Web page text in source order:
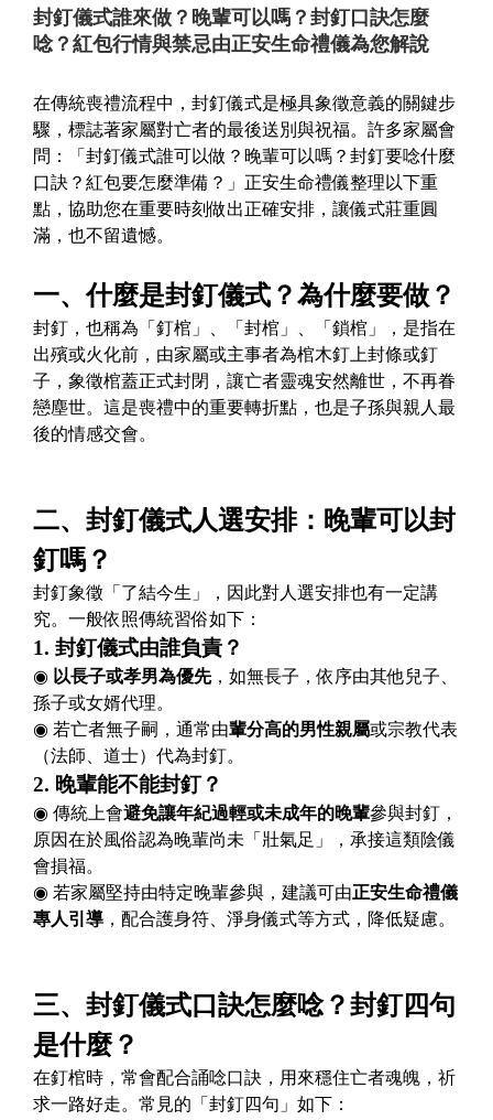
封釘儀式誰來做？晚輩可以嗎？封釘口訣怎麼
唸？紅包行情與禁忌由正安生命禮儀為您解說
在傳統喪禮流程中，封釘儀式是極具象徵意義的關鍵步
驟，標誌著家屬對亡者的最後送別與祝福。許多家屬會
問：「封釘儀式誰可以做？晚輩可以嗎？封釘要唸什麼
口訣？紅包要怎麼準備？」正安生命禮儀整理以下重
點，協助您在重要時刻做出正確安排，讓儀式莊重圓
滿，也不留遺憾。
一、什麼是封釘儀式？為什麼要做？
封釘，也稱為「釘棺」、「封棺」、「鎖棺」，是指在
出殯或火化前，由家屬或主事者為棺木釘上封條或釘
子，象徵棺蓋正式封閉，讓亡者靈魂安然離世，不再眷
戀塵世。這是喪禮中的重要轉折點，也是子孫與親人最
後的情感交會。
二、封釘儀式人選安排：晚輩可以封
釘嗎？
封釘象徵「了結今生」，因此對人選安排也有一定講
究。一般依照傳統習俗如下：
1.封釘儀式由誰負責？
◉ 以長子或孝男為優先，如無長子，依序由其他兒子、
孫子或女婿代理。
◉ 若亡者無子嗣，通常由輩分高的男性親屬或宗教代表
（法師、道士）代為封釘。
2. 晚輩能不能封釘？
◉ 傳統上會避免讓年紀過輕或未成年的晚輩參與封釘，
原因在於風俗認為晚輩尚未「壯氣足」，承接這類陰儀
會損福。
◉ 若家屬堅持由特定晚輩參與，建議可由正安生命禮儀
專人引導 ，配合護身符、淨身儀式等方式，降低疑慮。
三、封釘儀式口訣怎麼唸？封釘四句
是什麼？
在釘棺時，常會配合誦唸口訣，用來穩住亡者魂魄，祈
求一路好走。常見的「封釘四句」如下：